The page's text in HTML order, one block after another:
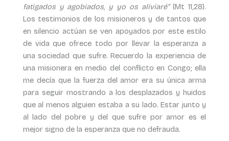
fatigados y agobiados, y yo os aliviaré”(Mt 11,28).
Los testimonios de los misioneros y de tantos que
en silencio actúan se ven apoyados por este estilo
de vida que ofrece todo por llevar la esperanza a
una sociedad que sufre. Recuerdo la experiencia de
una misionera en medio del conflicto en Congo; ella
me decía que la fuerza del amor era su única arma
para seguir mostrando a los desplazados y huidos
que al menos alguien estaba a su lado. Estar junto y
al lado del pobre y del que sufre por amor es el
mejor signo de la esperanza que no defrauda.